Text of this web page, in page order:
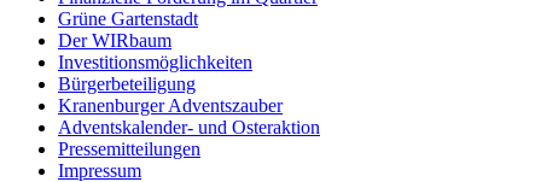
Grüne Gartenstadt
Der WIRbaum
Investitionsmöglichkeiten
Bürgerbeteiligung
Kranenburger Adventszauber
Adventskalender- und Osteraktion
Pressemitteilungen
Impressum